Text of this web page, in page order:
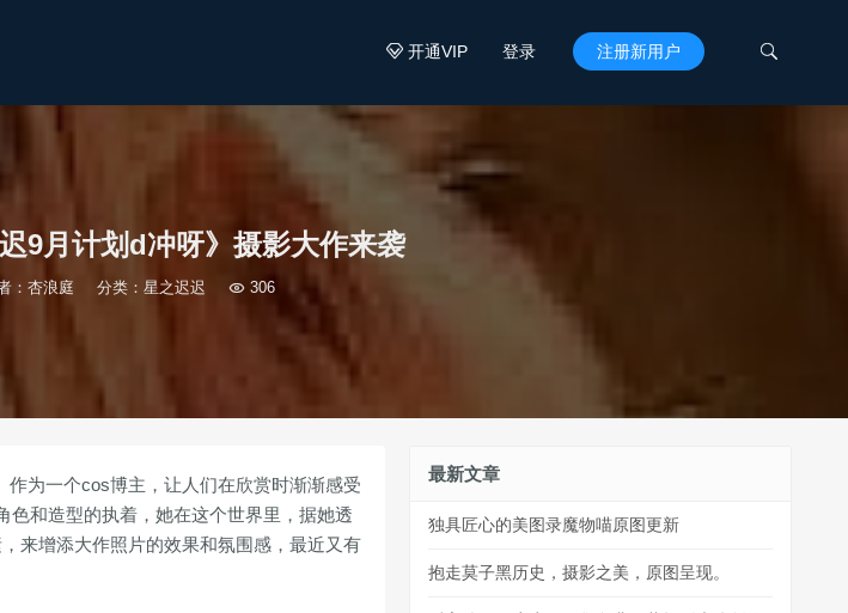
开通VIP 登录 注册新用户 
9月计划d冲呀》摄影大作来袭
：杏浪庭 分类： 星之迟迟  306
为一个cos博主，让人们在欣赏时渐渐感受
和造型的执着，她在这个世界里，据她透
来增添大作照片的效果和氛围感，最近又有
最新文章
独具匠心的美图录魔物喵原图更新
抱走莫子黑历史，摄影之美，原图呈现。